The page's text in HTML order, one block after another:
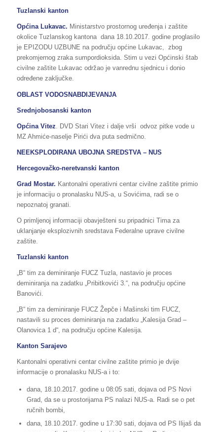
Tuzlanski kanton
Općina Lukavac. Ministarstvo prostornog uređenja i zaštite
okolice Tuzlanskog kantona dana 18.10.2017. godine proglasilo
je EPIZODU UZBUNE na području općine Lukavac, zbog
prekomjernog zraka sumpordioksida. Stim u vezi Općinski štab
civilne zaštite Lukavac održao je vanrednu sjednicu i donio
određene zaključke.
OBLAST VODOSNABDIJEVANJA
Srednjobosanski kanton
Općina Vitez . DVD Stari Vitez i dalje vrši odvoz pitke vode u
MZ Ahmiće-naselje Pirići dva puta sedmično.
NEEKSPLODIRANA UBOJNA SREDSTVA – NUS
Hercegovačko-neretvanski kanton
Grad Mostar. Kantonalni operativni centar civilne zaštite primio
je informaciju o pronalasku NUS-a, u Sovićima, radi se o
nepoznatoj granati.
O primljenoj informaciji obavješteni su pripadnici Tima za
uklanjanje eksplozivnih sredstava Federalne uprave civilne
zaštite.
Tuzlanski kanton
„B“ tim za deminiranje FUCZ Tuzla, nastavio je proces
deminiranja na zadatku „Pribitkovići 3.“, na području općine
Banovići.
„B“ tim za deminiranje FUCZ Žepče i Mašinski tim FUCZ,
nastavili su proces deminiranja na zadatku „Kalesija Grad –
Olanovica 1 d“, na području općine Kalesija.
Kanton Sarajevo
Kantonalni operativni centar civilne zaštite primio je dvije
informacije o pronalasku NUS-a i to:
dana, 18.10.2017. godine u 08:05 sati, dojava od PS Novi
Grad, da se u prostorijama PS nalazi NUS-a. Radi se o pet
ručnih bombi,
dana, 18.10.2017. godine u 17:30 sati, dojava od PS Ilijaš da